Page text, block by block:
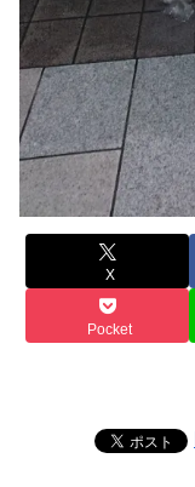
X
Pocket